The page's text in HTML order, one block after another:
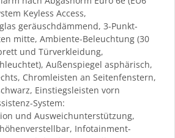
Keyless Access,
geräuschdämmend, 3-Punkt-
mitte, Ambiente-Beleuchtung (30
und Türverkleidung,
Außenspiegel asphärisch,
Chromleisten an Seitenfenstern,
Einstiegsleisten vorn
System:
und Ausweichunterstützung,
Infotainment-